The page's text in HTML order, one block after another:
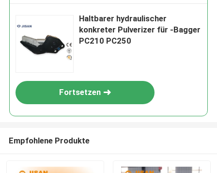
Haltbarer hydraulischer
konkreter Pulverizer für -Bagger
PC210 PC250
Fortsetzen
Empfohlene Produkte